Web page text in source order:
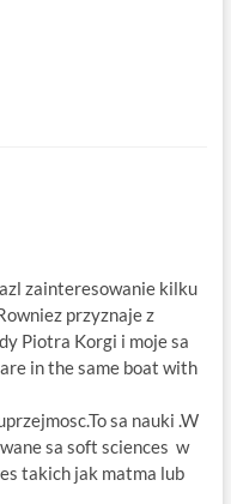
zainteresowanie kilku
przyznaje z
Piotra Korgi i moje sa
in the same boat with
sa nauki .W
sa soft sciences w
takich jak matma lub